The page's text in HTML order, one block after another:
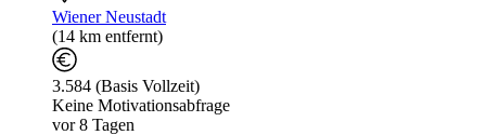
Wiener Neustadt
(14 km entfernt)
3.584 (Basis Vollzeit)
Keine Motivationsabfrage
vor 8 Tagen